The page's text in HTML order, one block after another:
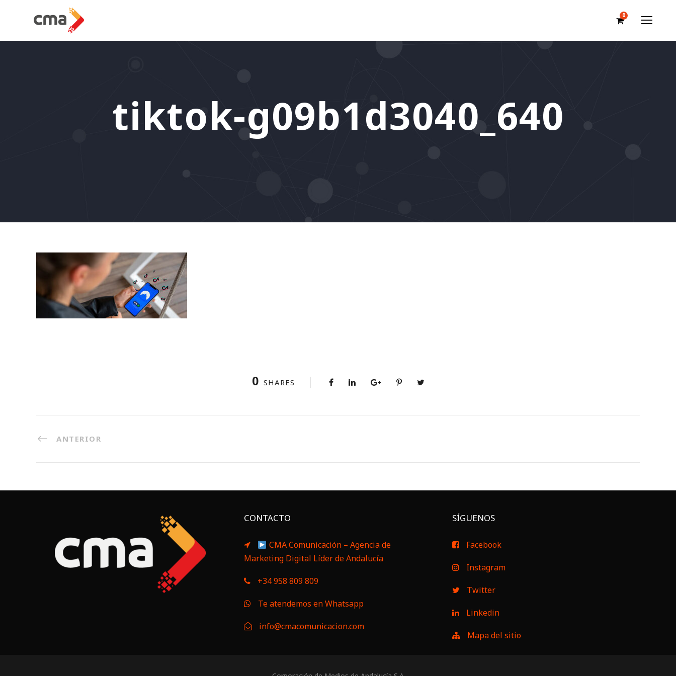
0
tiktok-g09b1d3040_640
0 SHARES
ANTERIOR
CONTACTO
CMA Comunicación – Agencia de
Marketing Digital Líder de Andalucía
+34 958 809 809
Te atendemos en Whatsapp
info@cmacomunicacion.com
SÍGUENOS
Facebook
Instagram
Twitter
Linkedin
Mapa del sitio